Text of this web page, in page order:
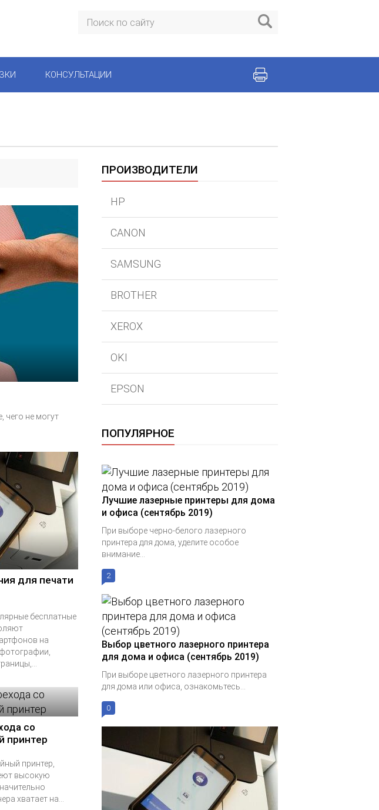
КОНСУЛЬТАЦИИ
чего не могут
для печати
бесплатные
на
со
принтер
принтер,
высокую
хватает на...
ПРОИЗВОДИТЕЛИ
HP
CANON
SAMSUNG
BROTHER
XEROX
OKI
EPSON
ПОПУЛЯРНОЕ
Лучшие лазерные принтеры для дома
и офиса (сентябрь 2019)
При выборе черно-белого лазерного
принтера для дома, уделите особое
внимание...
2
Выбор цветного лазерного принтера
для дома и офиса (сентябрь 2019)
При выборе цветного лазерного принтера
для дома или офиса, ознакомьтесь...
0